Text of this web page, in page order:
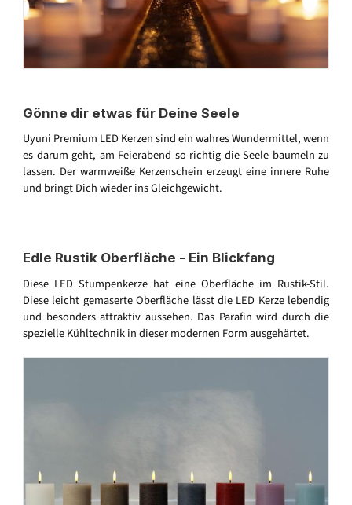
Gönne dir etwas für Deine Seele
Uyuni Premium LED Kerzen sind ein wahres Wundermittel, wenn
es darum geht, am Feierabend so richtig die Seele baumeln zu
lassen. Der warmweiße Kerzenschein erzeugt eine innere Ruhe
und bringt Dich wieder ins Gleichgewicht.
Edle Rustik Oberfläche - Ein Blickfang
Diese LED Stumpenkerze hat eine Oberfläche im Rustik-Stil.
Diese leicht gemaserte Oberfläche lässt die LED Kerze lebendig
und besonders attraktiv aussehen. Das Parafin wird durch die
spezielle Kühltechnik in dieser modernen Form ausgehärtet.